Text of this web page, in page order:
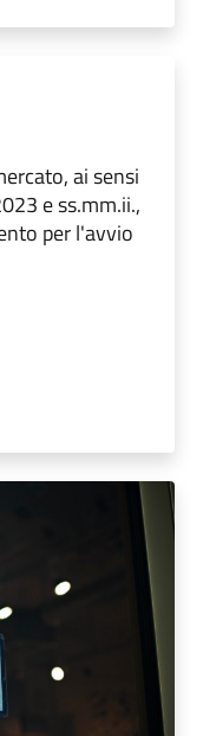
ai sensi
e ss.mm.ii.,
per l'avvio